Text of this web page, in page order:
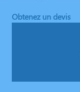
Obtenez un devis